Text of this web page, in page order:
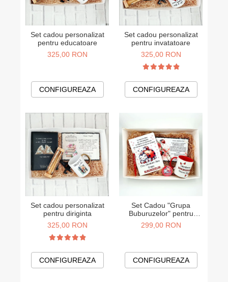
Sorturi Personalizate
Set cadou personalizat
pentru educatoare
325,00 RON
CONFIGUREAZA
Set cadou personalizat
pentru invatatoare
325,00 RON
CONFIGUREAZA
Set cadou personalizat
pentru diriginta
325,00 RON
CONFIGUREAZA
Set Cadou "Grupa
Buburuzelor" pentru
Educatoare
299,00 RON
CONFIGUREAZA